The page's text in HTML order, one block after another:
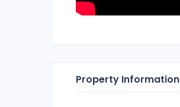
Property Information